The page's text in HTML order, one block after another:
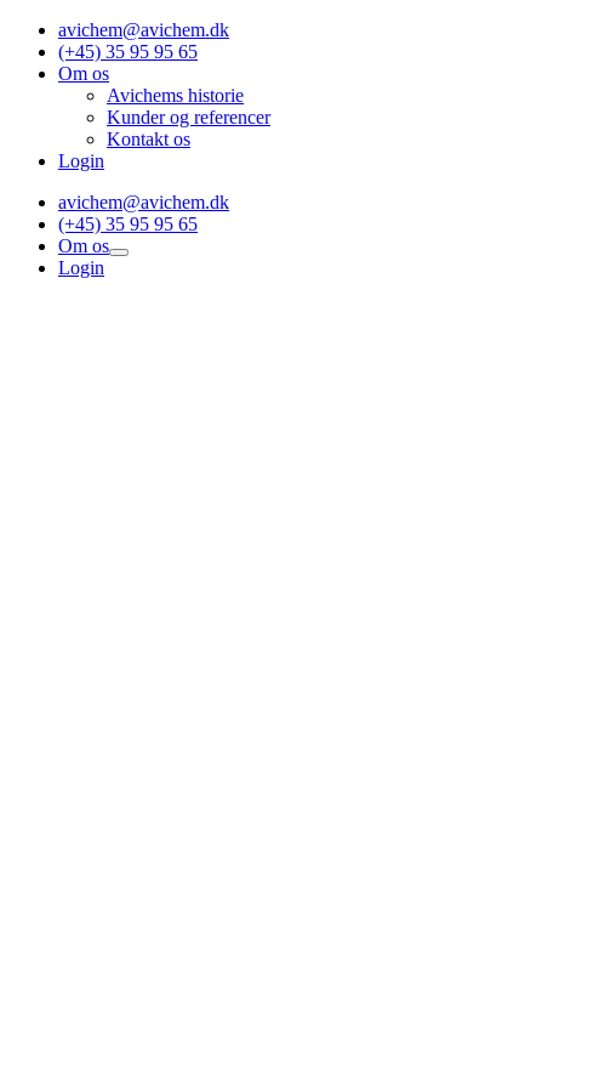
Skip
content
avichem@avichem.dk
(+45) 35 95 95 65
Om os
Avichems historie
Kunder og referencer
Kontakt os
Login
avichem@avichem.dk
(+45) 35 95 95 65
Om os
Login